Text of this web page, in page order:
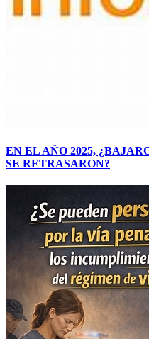
EN EL AÑO 2025,
SE RETRASARON?